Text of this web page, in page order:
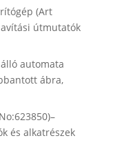
(Art
útmutatók
automata
ábra,
és alkatrészek